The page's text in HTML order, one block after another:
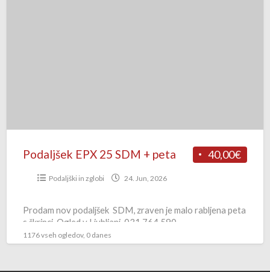
40,00€
Podaljšek EPX 25 SDM + peta
Podaljški in zglobi 24. Jun, 2026
Prodam nov podaljšek SDM, zraven je malo rabljena peta
s škripci. Ogled v Ljubljani. 031 764 590
1176 vseh ogledov, 0 danes